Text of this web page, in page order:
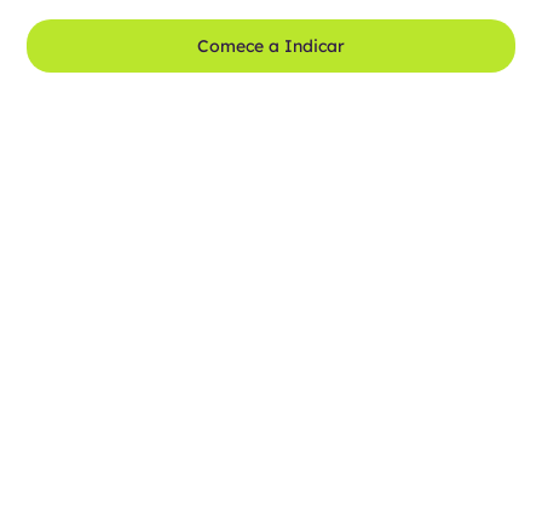
Comece a Indicar